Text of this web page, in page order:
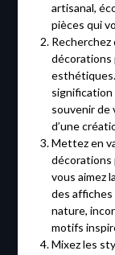
artisanal,
pièces qui
décorations
signification
souvenir de
d’une
Mettez en
décorations
vous aimez
des affiches
nature,
motifs
Mixez les